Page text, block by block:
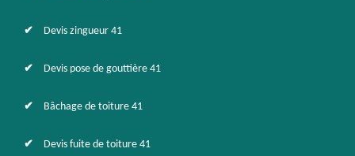
Devis zingueur 41
Devis pose de gouttière 41
Bâchage de toiture 41
Devis fuite de toiture 41